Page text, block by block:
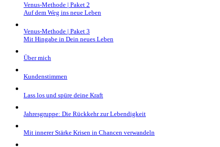
Venus-Methode | Paket 2
Auf dem Weg ins neue Leben
Venus-Methode | Paket 3
Mit Hingabe in Dein neues Leben
Über mich
Kundenstimmen
Lass los und spüre deine Kraft
Jahresgruppe: Die Rückkehr zur Lebendigkeit
Mit innerer Stärke Krisen in Chancen verwandeln